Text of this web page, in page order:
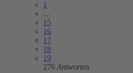
1
…
15
16
17
18
19
276 Antworten